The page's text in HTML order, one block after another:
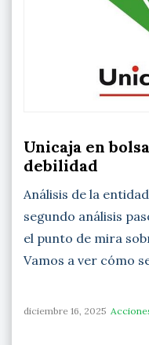
Unicaja en
debilidad
Análisis de la
segundo análisis
el punto de mira
Vamos a ver cómo
diciembre 16, 2025